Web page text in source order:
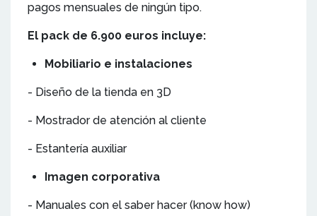
pagos mensuales de ningún tipo.
El pack de 6.900 euros incluye:
Mobiliario e instalaciones
- Diseño de la tienda en 3D
- Mostrador de atención al cliente
- Estantería auxiliar
Imagen corporativa
- Manuales con el saber hacer (know how)